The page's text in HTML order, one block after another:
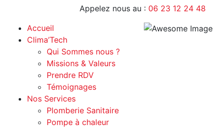
Appelez nous au : 06 23 12 24 48
Accueil
Clima’Tech
Qui Sommes nous ?
Missions & Valeurs
Prendre RDV
Témoignages
Nos Services
Plomberie Sanitaire
Pompe à chaleur